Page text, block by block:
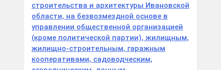
строительства и архитектуры Ивановской
области, на безвозмездной основе в
управлении общественной организацией
(кроме политической партии), жилищным,
жилищно-строительным, гаражным
кооперативами, садоводческим,